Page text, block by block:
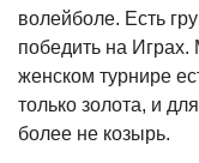
волейболе. Есть
победить на
женском турнире
только золота, и
более не козырь.